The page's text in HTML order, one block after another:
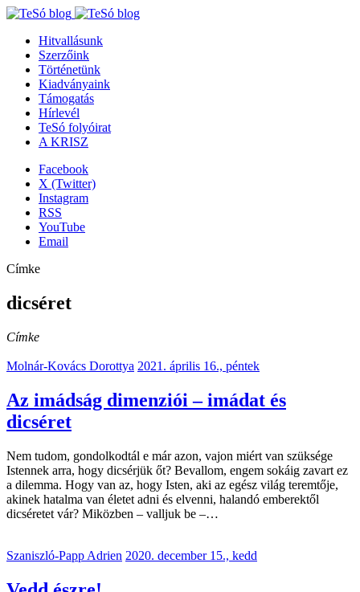
Hitvallásunk
Szerzőink
Történetünk
Kiadványaink
Támogatás
Hírlevél
TeSó folyóirat
A KRISZ
Facebook
X (Twitter)
Instagram
RSS
YouTube
Email
Címke
dicséret
Címke
Molnár-Kovács Dorottya 2021. április 16., péntek
Az imádság dimenziói – imádat és
dicséret
Nem tudom, gondolkodtál e már azon, vajon miért van szüksége
Istennek arra, hogy dicsérjük őt? Bevallom, engem sokáig zavart ez
a dilemma. Hogy van az, hogy Isten, aki az egész világ teremtője,
akinek hatalma van életet adni és elvenni, halandó emberektől
dicséretet vár? Miközben – valljuk be –…
Szaniszló-Papp Adrien 2020. december 15., kedd